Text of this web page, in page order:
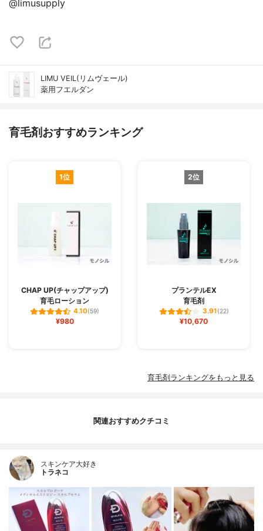
@limusupply
LIMU VEIL(リムヴェール)
薬用フエルダン
育毛剤おすすめランキング
1位
CHAP UP(チャップアップ)
育毛ローション
4.10(59)
¥980
2位
プランテルEX
育毛剤
3.91(22)
¥10,670
育毛剤ランキングをもっと見る
関連おすすめクチコミ
スキンケア大好き
トラネコ